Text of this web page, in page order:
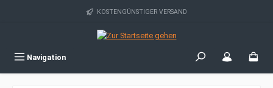
Zum Hauptinhalt springen KOSTENGÜNSTIGER VERSAND
Navigation